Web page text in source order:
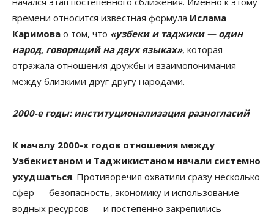
времени относится известная формула Ислама
Каримова о том, что «узбеки и таджики — один
народ, говорящий на двух языках», которая
отражала отношения дружбы и взаимопонимания
между близкими друг другу народами.
2000-е годы: институционализация разногласий
К началу 2000-х годов отношения между
Узбекистаном и Таджикистаном начали системно
ухудшаться. Противоречия охватили сразу несколько
сфер — безопасность, экономику и использование
водных ресурсов — и постепенно закрепились